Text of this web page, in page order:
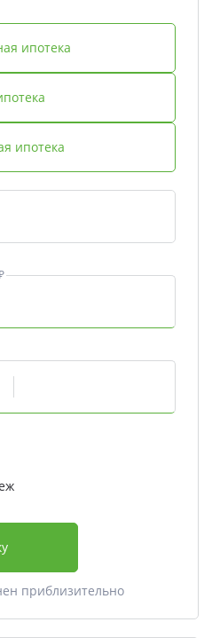
ипотека
ипотека
приблизительно